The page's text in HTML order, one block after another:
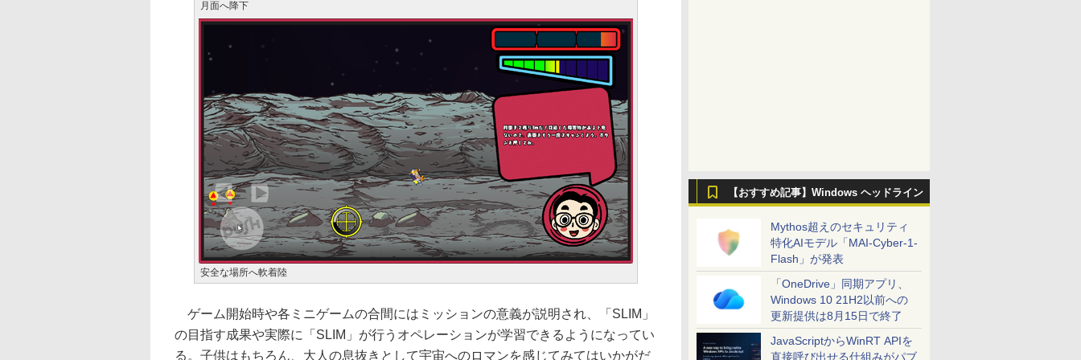
【おすすめ記事】Windows ヘッドライン
Mythos超えのセキュリティ
特化AIモデル「MAI-Cyber-1-
Flash」が発表
「OneDrive」同期アプリ、
Windows 10 21H2以前への
更新提供は8月15日で終了
JavaScriptからWinRT APIを
直接呼び出せる仕組みがパブ
月面へ降下
安全な場所へ軟着陸
ゲーム開始時や各ミニゲームの合間にはミッションの意義が説明され、「SLIM」
の目指す成果や実際に「SLIM」が行うオペレーションが学習できるようになってい
る。子供はもちろん、大人の息抜きとして宇宙へのロマンを感じてみてはいかがだ